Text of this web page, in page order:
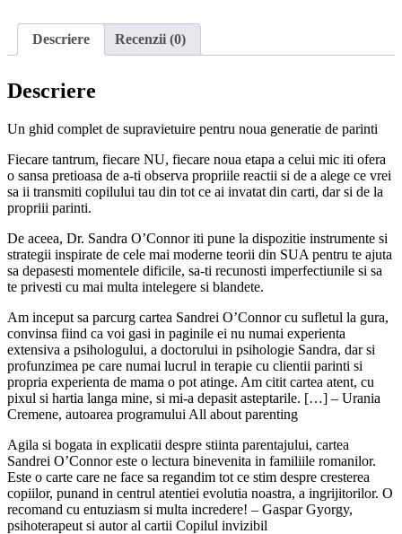
imperfect.
sa
odata
cu
copilul
tau
Descriere Recenzii (0)
Descriere
Un ghid complet de supravietuire pentru noua generatie de parinti
Fiecare tantrum, fiecare NU, fiecare noua etapa a celui mic iti ofera
o sansa pretioasa de a-ti observa propriile reactii si de a alege ce vrei
sa ii transmiti copilului tau din tot ce ai invatat din carti, dar si de la
propriii parinti.
De aceea, Dr. Sandra O’Connor iti pune la dispozitie instrumente si
strategii inspirate de cele mai moderne teorii din SUA pentru te ajuta
sa depasesti momentele dificile, sa-ti recunosti imperfectiunile si sa
te privesti cu mai multa intelegere si blandete.
Am inceput sa parcurg cartea Sandrei O’Connor cu sufletul la gura,
convinsa fiind ca voi gasi in paginile ei nu numai experienta
extensiva a psihologului, a doctorului in psihologie Sandra, dar si
profunzimea pe care numai lucrul in terapie cu clientii parinti si
propria experienta de mama o pot atinge. Am citit cartea atent, cu
pixul si hartia langa mine, si mi-a depasit asteptarile. […] – Urania
Cremene, autoarea programului All about parenting
Agila si bogata in explicatii despre stiinta parentajului, cartea
Sandrei O’Connor este o lectura binevenita in familiile romanilor.
Este o carte care ne face sa regandim tot ce stim despre cresterea
copiilor, punand in centrul atentiei evolutia noastra, a ingrijitorilor. O
recomand cu entuziasm si multa incredere! – Gaspar Gyorgy,
psihoterapeut si autor al cartii Copilul invizibil